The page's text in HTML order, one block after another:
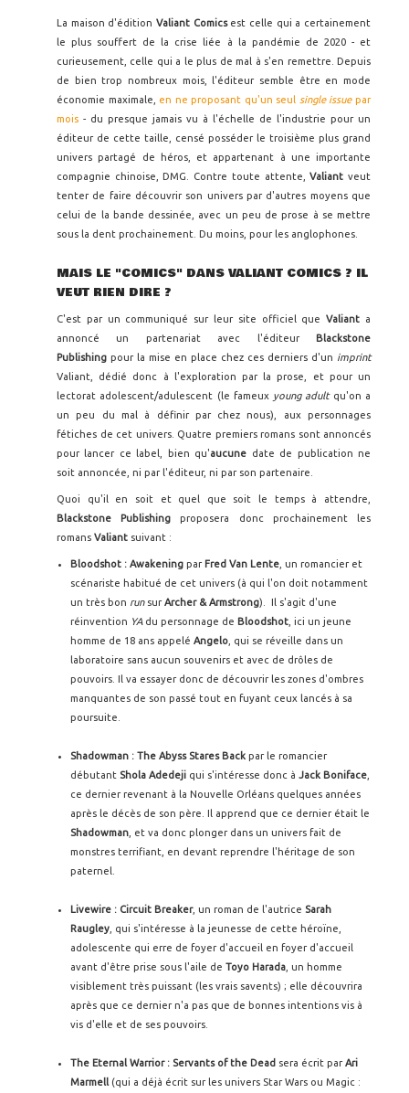
La maison d'édition Valiant Comics est celle qui a certainement
le plus souffert de la crise liée à la pandémie de 2020 - et
curieusement, celle qui a le plus de mal à s'en remettre. Depuis
de bien trop nombreux mois, l'éditeur semble être en mode
économie maximale, en ne proposant qu'un seul single issuepar
mois - du presque jamais vu à l'échelle de l'industrie pour un
éditeur de cette taille, censé posséder le troisième plus grand
univers partagé de héros, et appartenant à une importante
compagnie chinoise, DMG. Contre toute attente,Valiantveut
tenter de faire découvrir son univers par d'autres moyens que
celui de la bande dessinée, avec un peu de prose à se mettre
sous la dent prochainement. Du moins, pour les anglophones.
MAIS LE "COMICS" DANS VALIANT COMICS ? IL
VEUT RIEN DIRE ?
C'est par un communiqué sur leur site officiel queValiant a
annoncé un partenariat avec l'éditeur
Blackstone
Publishing pour la mise en place chez ces derniers d'un imprint
Valiant, dédié donc à l'exploration par la prose, et pour un
lectorat adolescent/adulescent (le fameux young adultqu'on a
un peu du mal à définir par chez nous), aux personnages
fétiches de cet univers. Quatre premiers romans sont annoncés
pour lancer ce label, bien qu'aucune date de publication ne
soit annoncée, ni par l'éditeur, ni par son partenaire.
Quoi qu'il en soit et quel que soit le temps à attendre,
Blackstone Publishingproposera donc prochainement les
romans Valiant suivant :
Bloodshot : Awakeningpar Fred Van Lente , un romancier et
scénariste habitué de cet univers (à qui l'on doit notamment
un très bon run surArcher & Armstrong). Il s'agit d'une
réinvention YA du personnage de Bloodshot , ici un jeune
homme de 18 ans appeléAngelo , qui se réveille dans un
laboratoire sans aucun souvenirs et avec de drôles de
pouvoirs. Il va essayer donc de découvrir les zones d'ombres
manquantes de son passé tout en fuyant ceux lancés à sa
poursuite.
Shadowman : The Abyss Stares Backpar le romancier
débutant Shola Adedeji qui s'intéresse donc àJack Boniface
ce dernier revenant à la Nouvelle Orléans quelques années
après le décès de son père. Il apprend que ce dernier était le
Shadowman , et va donc plonger dans un univers fait de
monstres terrifiant, en devant reprendre l'héritage de son
paternel.
Livewire : Circuit Breaker, un roman de l'autrice Sarah
Raugley , qui s'intéresse à la jeunesse de cette héroïne,
adolescente qui erre de foyer d'accueil en foyer d'accueil
avant d'être prise sous l'aile deToyo Harada , un homme
visiblement très puissant (les vrais savents) ; elle découvrira
après que ce dernier n'a pas que de bonnes intentions vis à
vis d'elle et de ses pouvoirs.
The Eternal Warrior : Servants of the Dead sera écrit parAri
Marmell (qui a déjà écrit sur les univers Star Wars ou Magic :